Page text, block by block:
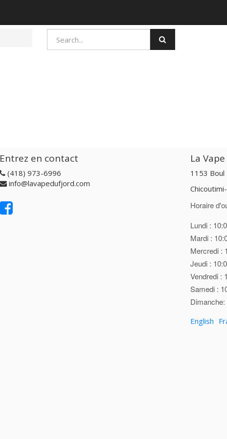
Entrez en contact
(418) 973-6996
info@lavapedufjord.com
La
1153 Boul
Horaire
Lundi :
Mardi :
Mercredi :
Jeudi :
Vendredi :
Samedi :
English